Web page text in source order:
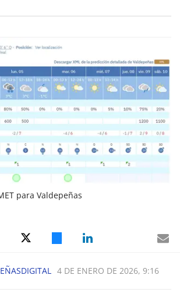
para Valdepeñas
4 DE ENERO DE 2026, 9:16